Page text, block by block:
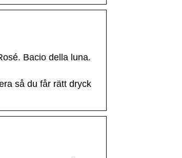
Bacio della luna.
så du får rätt dryck